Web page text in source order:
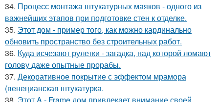
34. Процесс монтажа штукатурных маяков - одного из
важнейших этапов при подготовке стен к отделке.
35. Этот дом - пример того, как можно кардинально
обновить пространство без строительных работ.
36. Куда исчезают рулетки - загадка, над которой ломают
голову даже опытные прорабы.
37. Декоративное покрытие с эффектом мрамора
(венецианская штукатурка.